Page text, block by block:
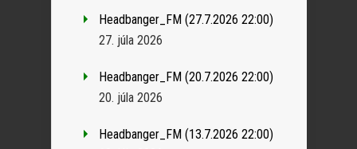
Headbanger_FM (27.7.2026 22:00)
27. júla 2026
Headbanger_FM (20.7.2026 22:00)
20. júla 2026
Headbanger_FM (13.7.2026 22:00)